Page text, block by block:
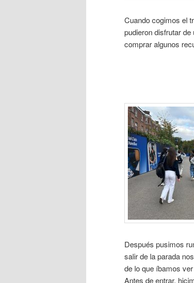
Cuando cogimos el
pudieron disfrutar
comprar algunos
Después pusimos
salir de la parada
de lo que íbamos
Antes de entrar,